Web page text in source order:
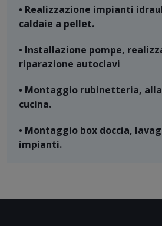
• Realizzazione impianti
caldaie a pellet.
• Installazione pompe,
riparazione autoclavi
• Montaggio rubinetteria,
cucina.
• Montaggio box doccia,
impianti.